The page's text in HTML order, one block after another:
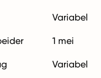
Variabel
1 mei
Variabel